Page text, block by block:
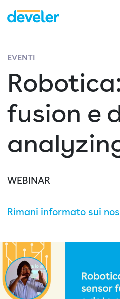
EVENTI
fusion e
WEBINAR
Rimani informato sui